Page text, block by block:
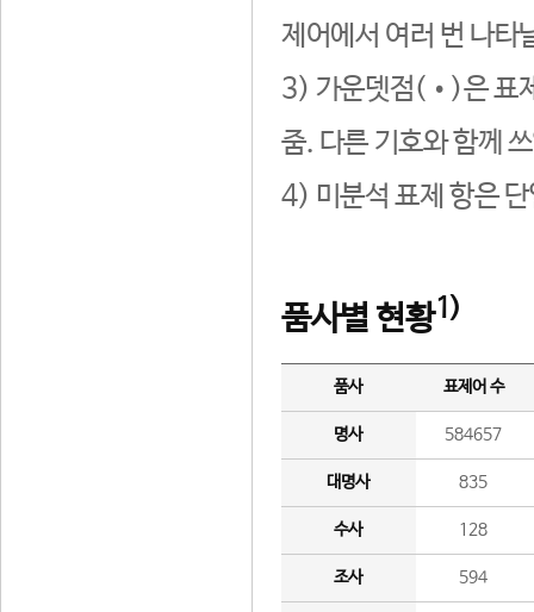
제어에서 여러 번 나타
3) 가운뎃점(•)은 표
줌. 다른 기호와 함께
4) 미분석 표제 항은
품사별 현황1)
품사 표제어 수
명사 584657
대명사 835
수사 128
조사 594